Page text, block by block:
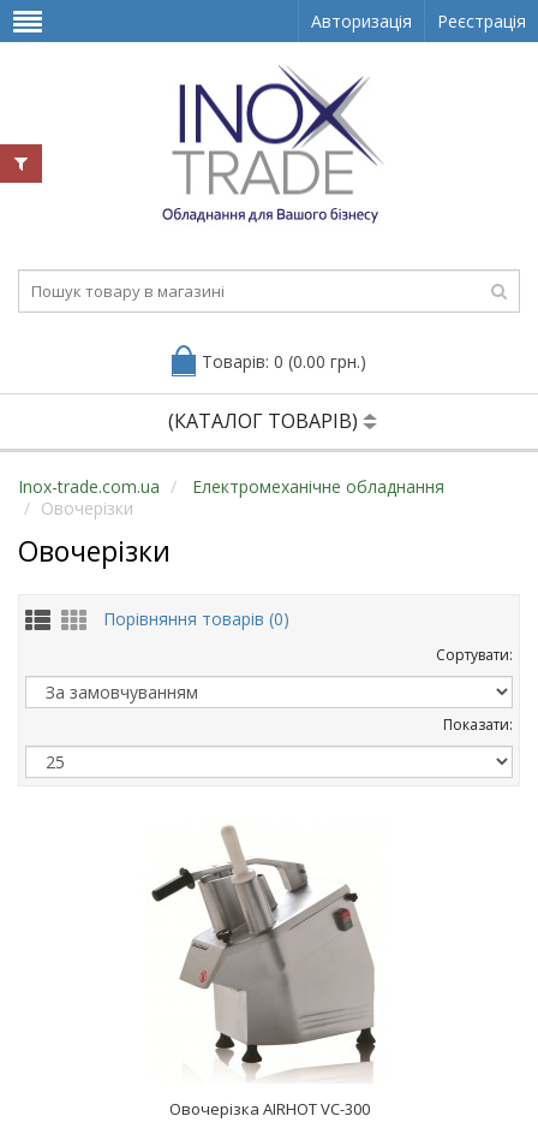
Авторизація Реєстрація
Товарів: 0 (0.00 грн.)
(КАТАЛОГ ТОВАРІВ)
Inox-trade.com.ua
Електромеханічне обладнання
Овочерізки
Овочерізки
Порівняння товарів (0)
Сортувати:
Показати:
Овочерізка AIRHOT VC-300